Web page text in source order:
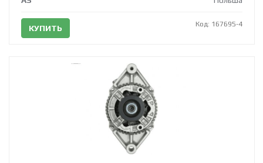
КУПИТЬ Код: 167695-4